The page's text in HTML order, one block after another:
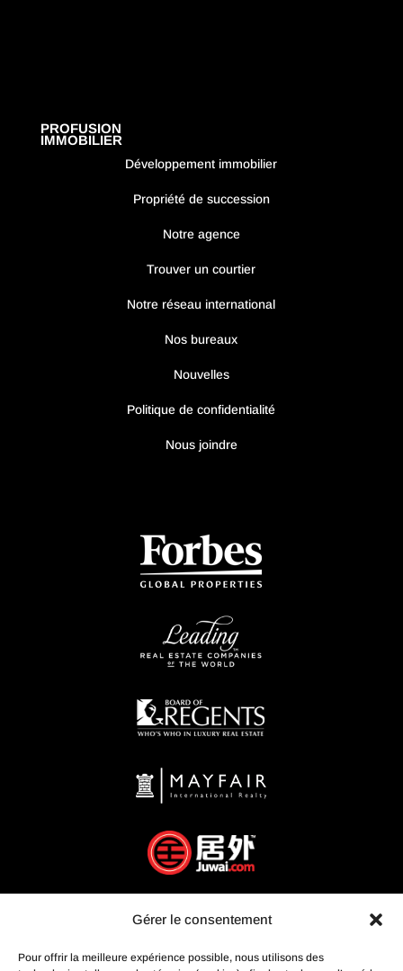
Gérer le consentement
Pour offrir la meilleure expérience possible, nous utilisons des
PROFUSION
IMMOBILIER
Développement immobilier
Propriété de succession
Notre agence
Trouver un courtier
Notre réseau international
Nos bureaux
Nouvelles
Politique de confidentialité
Nous joindre